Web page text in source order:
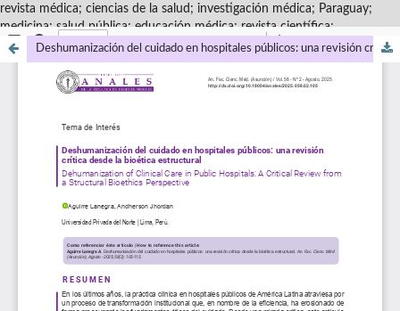
revista médica; ciencias de la salud; investigación médica; Paraguay;
medicina; salud pública; educación médica; revista científica;
Deshumanización del cuidado en hospitales públicos: una revisión crítica desde la bioética estructural.